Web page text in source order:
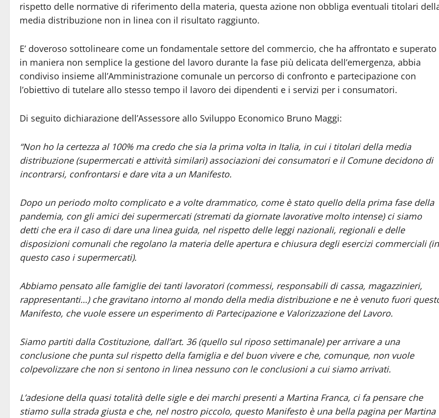
rispetto delle normative di riferimento della materia, questa azione non obbliga eventuali titolari
media distribuzione non in linea con il risultato raggiunto.
E’ doveroso sottolineare come un fondamentale settore del commercio, che ha affrontato e superato
in maniera non semplice la gestione del lavoro durante la fase più delicata dell’emergenza, abbia
condiviso insieme all’Amministrazione comunale un percorso di confronto e partecipazione con
l’obiettivo di tutelare allo stesso tempo il lavoro dei dipendenti e i servizi per i consumatori.
Di seguito dichiarazione dell’Assessore allo Sviluppo Economico Bruno Maggi:
“Non ho la certezza al 100% ma credo che sia la prima volta in Italia, in cui i titolari della media
distribuzione (supermercati e attività similari) associazioni dei consumatori e il Comune decidono di
incontrarsi, confrontarsi e dare vita a un Manifesto.
Dopo un periodo molto complicato e a volte drammatico, come è stato quello della prima fase della
pandemia, con gli amici dei supermercati (stremati da giornate lavorative molto intense) ci siamo
detti che era il caso di dare una linea guida, nel rispetto delle leggi nazionali, regionali e delle
disposizioni comunali che regolano la materia delle apertura e chiusura degli esercizi commerciali (in
questo caso i supermercati).
Abbiamo pensato alle famiglie dei tanti lavoratori (commessi, responsabili di cassa, magazzinieri,
rappresentanti…) che gravitano intorno al mondo della media distribuzione e ne è venuto fuori
Manifesto, che vuole essere un esperimento di Partecipazione e Valorizzazione del Lavoro.
Siamo partiti dalla Costituzione, dall’art. 36 (quello sul riposo settimanale) per arrivare a una
conclusione che punta sul rispetto della famiglia e del buon vivere e che, comunque, non vuole
colpevolizzare che non si sentono in linea nessuno con le conclusioni a cui siamo arrivati.
L’adesione della quasi totalità delle sigle e dei marchi presenti a Martina Franca, ci fa pensare che
stiamo sulla strada giusta e che, nel nostro piccolo, questo Manifesto è una bella pagina per Martina